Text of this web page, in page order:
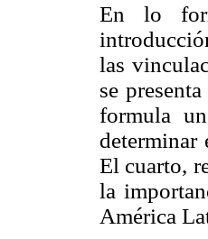
En lo
las
se
formula
determinar
El cuarto,
la
América